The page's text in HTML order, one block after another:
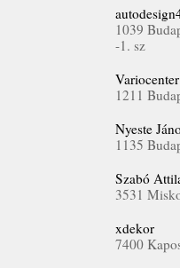
1039
-1. sz
1211
Nyeste
1135
Szabó
3531
xdekor
7400